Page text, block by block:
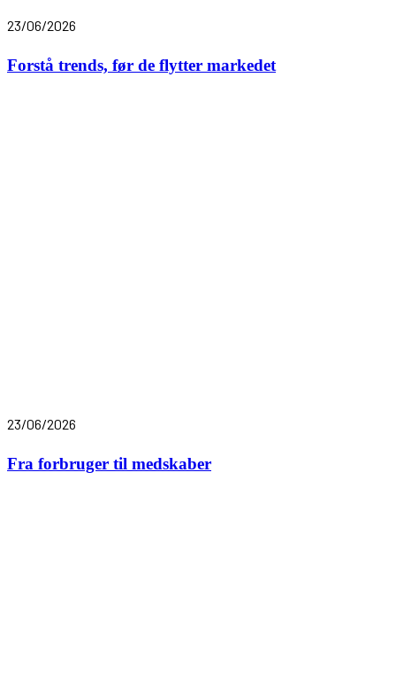
23/06/2026
Forstå trends, før de flytter markedet
23/06/2026
Fra forbruger til medskaber